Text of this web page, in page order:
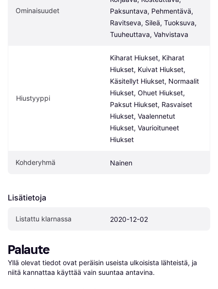
Ominaisuudet
Paksuntava, Pehmentävä,
Ravitseva, Sileä, Tuoksuva,
Tuuheuttava, Vahvistava
Hiustyyppi
Kiharat Hiukset, Kiharat
Hiukset, Kuivat Hiukset,
Käsitellyt Hiukset, Normaalit
Hiukset, Ohuet Hiukset,
Paksut Hiukset, Rasvaiset
Hiukset, Vaalennetut
Hiukset, Vaurioituneet
Hiukset
Kohderyhmä Nainen
Lisätietoja
Listattu klarnassa 2020-12-02
Palaute
Yllä olevat tiedot ovat peräisin useista ulkoisista lähteistä, ja
niitä kannattaa käyttää vain suuntaa antavina.